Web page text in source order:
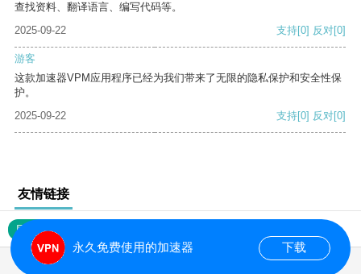
查找资料、翻译语言、编写代码等。
2025-09-22
支持[0] 反对[0]
游客
这款加速器VPM应用程序已经为我们带来了无限的隐私保护和安全性保
护。
2025-09-22
支持[0] 反对[0]
友情链接
网站地图
永久免费使用的加速器 下载